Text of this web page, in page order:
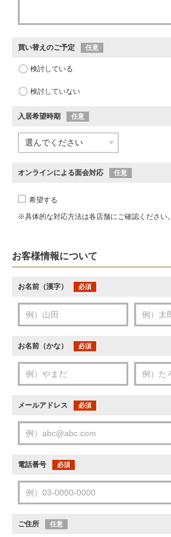
買い替えのご予定 任意
検討している
検討していない
入居希望時期 任意
オンラインによる面会対応 任意
希望する
※具体的な対応方法は各店舗にご確認ください。
お客様情報について
お名前（漢字） 必須
お名前（かな） 必須
メールアドレス 必須
電話番号 必須
ご住所 任意